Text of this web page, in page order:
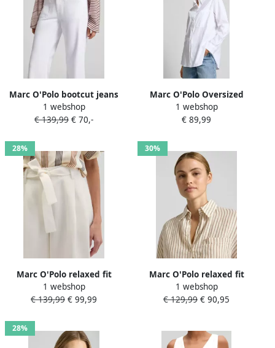
Marc O'Polo bootcut jeans
van katoenmix model 'CAYA'
1 webshop
€ 139,99 € 70,-
Marc O'Polo Oversized
overhemdblouse van puur
katoen
1 webshop
€ 89,99
28%
Marc O'Polo relaxed fit
shorts met linnengehalte
1 webshop
€ 139,99 € 99,99
30%
Marc O'Polo relaxed fit
blouse met korte mouwen
van puur linnen
1 webshop
€ 129,99 € 90,95
28%